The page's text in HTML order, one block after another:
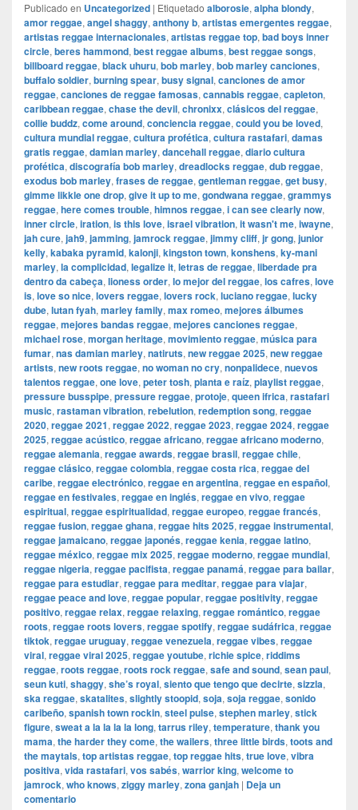
Publicado en Uncategorized | Etiquetado alborosie, alpha blondy,
amor reggae, angel shaggy, anthony b, artistas emergentes reggae,
artistas reggae internacionales, artistas reggae top, bad boys inner
circle, beres hammond, best reggae albums, best reggae songs,
billboard reggae, black uhuru, bob marley, bob marley canciones,
buffalo soldier, burning spear, busy signal, canciones de amor
reggae, canciones de reggae famosas, cannabis reggae, capleton,
caribbean reggae, chase the devil, chronixx, clásicos del reggae,
collie buddz, come around, conciencia reggae, could you be loved,
cultura mundial reggae, cultura profética, cultura rastafari, damas
gratis reggae, damian marley, dancehall reggae, diario cultura
profética, discografía bob marley, dreadlocks reggae, dub reggae,
exodus bob marley, frases de reggae, gentleman reggae, get busy,
gimme likkle one drop, give it up to me, gondwana reggae, grammys
reggae, here comes trouble, himnos reggae, i can see clearly now,
inner circle, iration, is this love, israel vibration, it wasn't me, iwayne,
jah cure, jah9, jamming, jamrock reggae, jimmy cliff, jr gong, junior
kelly, kabaka pyramid, kalonji, kingston town, konshens, ky-mani
marley, la complicidad, legalize it, letras de reggae, liberdade pra
dentro da cabeça, lioness order, lo mejor del reggae, los cafres, love
is, love so nice, lovers reggae, lovers rock, luciano reggae, lucky
dube, lutan fyah, marley family, max romeo, mejores álbumes
reggae, mejores bandas reggae, mejores canciones reggae,
michael rose, morgan heritage, movimiento reggae, música para
fumar, nas damian marley, natiruts, new reggae 2025, new reggae
artists, new roots reggae, no woman no cry, nonpalidece, nuevos
talentos reggae, one love, peter tosh, planta e raíz, playlist reggae,
pressure busspipe, pressure reggae, protoje, queen ifrica, rastafari
music, rastaman vibration, rebelution, redemption song, reggae
2020, reggae 2021, reggae 2022, reggae 2023, reggae 2024, reggae
2025, reggae acústico, reggae africano, reggae africano moderno,
reggae alemania, reggae awards, reggae brasil, reggae chile,
reggae clásico, reggae colombia, reggae costa rica, reggae del
caribe, reggae electrónico, reggae en argentina, reggae en español,
reggae en festivales, reggae en inglés, reggae en vivo, reggae
espiritual, reggae espiritualidad, reggae europeo, reggae francés,
reggae fusion, reggae ghana, reggae hits 2025, reggae instrumental,
reggae jamaicano, reggae japonés, reggae kenia, reggae latino,
reggae méxico, reggae mix 2025, reggae moderno, reggae mundial,
reggae nigeria, reggae pacifista, reggae panamá, reggae para bailar,
reggae para estudiar, reggae para meditar, reggae para viajar,
reggae peace and love, reggae popular, reggae positivity, reggae
positivo, reggae relax, reggae relaxing, reggae romántico, reggae
roots, reggae roots lovers, reggae spotify, reggae sudáfrica, reggae
tiktok, reggae uruguay, reggae venezuela, reggae vibes, reggae
viral, reggae viral 2025, reggae youtube, richie spice, riddims
reggae, roots reggae, roots rock reggae, safe and sound, sean paul,
seun kuti, shaggy, she’s royal, siento que tengo que decirte, sizzla,
ska reggae, skatalites, slightly stoopid, soja, soja reggae, sonido
caribeño, spanish town rockin, steel pulse, stephen marley, stick
figure, sweat a la la la la long, tarrus riley, temperature, thank you
mama, the harder they come, the wailers, three little birds, toots and
the maytals, top artistas reggae, top reggae hits, true love, vibra
positiva, vida rastafari, vos sabés, warrior king, welcome to
jamrock, who knows, ziggy marley, zona ganjah | Deja un
comentario